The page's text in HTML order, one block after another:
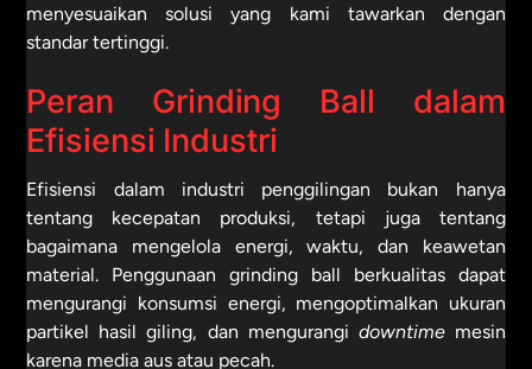
menyesuaikan solusi yang kami tawarkan dengan
standar tertinggi.
Peran Grinding Ball dalam
Efisiensi Industri
Efisiensi dalam industri penggilingan bukan hanya
tentang kecepatan produksi, tetapi juga tentang
bagaimana mengelola energi, waktu, dan keawetan
material. Penggunaan grinding ball berkualitas dapat
mengurangi konsumsi energi, mengoptimalkan ukuran
partikel hasil giling, dan mengurangi downtimemesin
karena media aus atau pecah.